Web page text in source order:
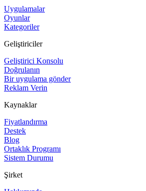
Uygulamalar
Oyunlar
Kategoriler
Geliştiriciler
Geliştirici Konsolu
Doğrulanın
Bir uygulama gönder
Reklam Verin
Kaynaklar
Fiyatlandırma
Destek
Blog
Ortaklık Programı
Sistem Durumu
Şirket